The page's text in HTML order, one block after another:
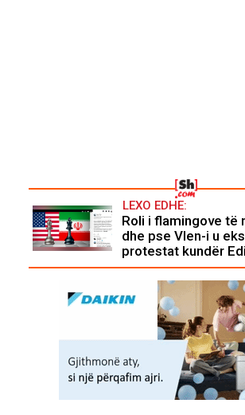
LEXO EDHE:
Roli i flamingove të
dhe pse Vlen-i u
protestat kundër